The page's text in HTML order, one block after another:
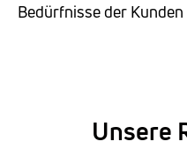
Bedürfnisse der Kunden
Unsere